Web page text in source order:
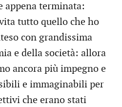
appena terminata:
tutto quello che ho
con grandissima
e della società: allora
ancora più impegno e
e immaginabili per
che erano stati